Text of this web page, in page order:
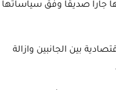
جارا صديقا وفق سياساتها
بين الجانبين وازالة